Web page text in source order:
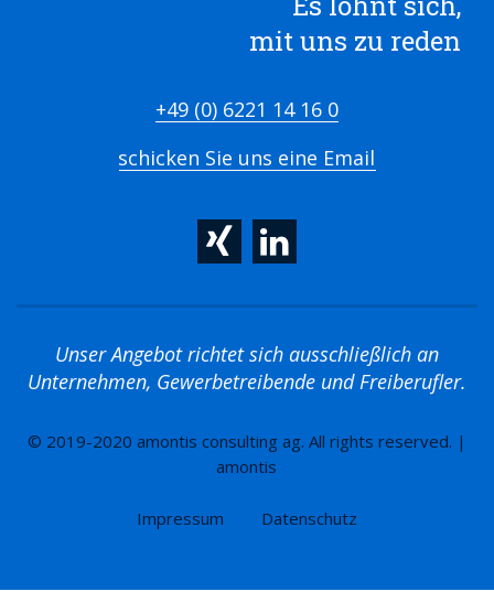
mit uns zu reden
+49 (0) 6221 14 16 0
schicken Sie uns eine Email
Unser Angebot richtet sich ausschließlich an
Unternehmen, Gewerbetreibende und Freiberufler.
© 2019-2020 amontis consulting ag. All rights reserved. |
amontis
Impressum Datenschutz